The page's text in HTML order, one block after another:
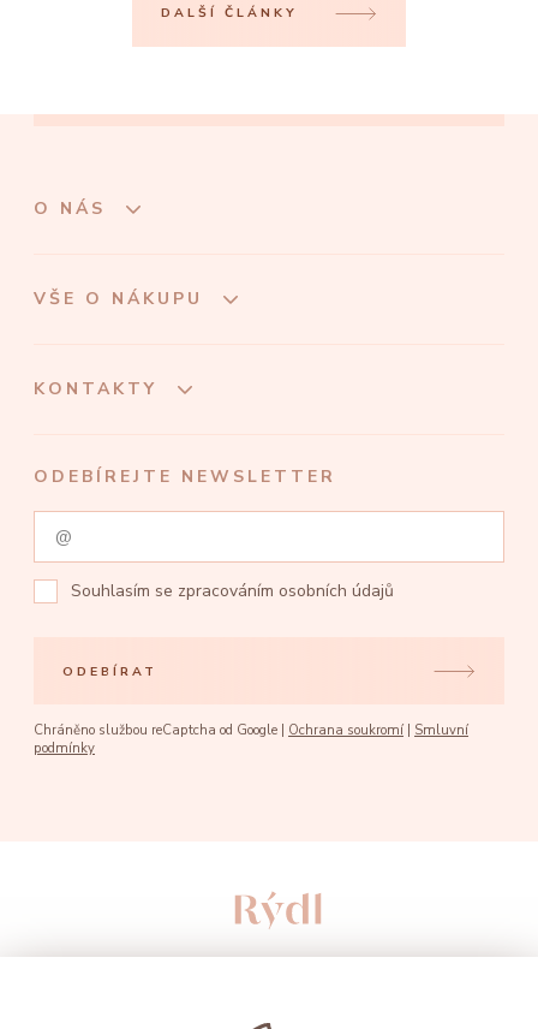
DALŠÍ ČLÁNKY
O NÁS
VŠE O NÁKUPU
KONTAKTY
ODEBÍREJTE NEWSLETTER
Souhlasím se zpracováním osobních údajů
ODEBÍRAT
Chráněno službou reCaptcha od Google | Ochrana soukromí
Smluvní
podmínky